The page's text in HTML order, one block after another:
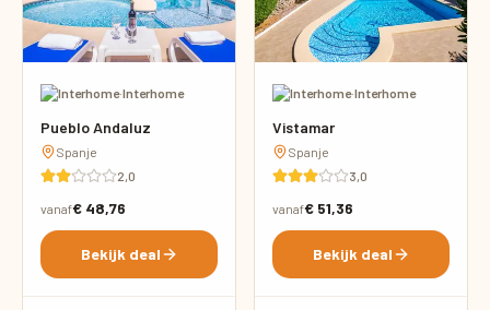
·Interhome
Pueblo Andaluz
Spanje
2,0
vanaf€ 48,76
Bekijk deal
·Interhome
Vistamar
Spanje
3,0
vanaf€ 51,36
Bekijk deal